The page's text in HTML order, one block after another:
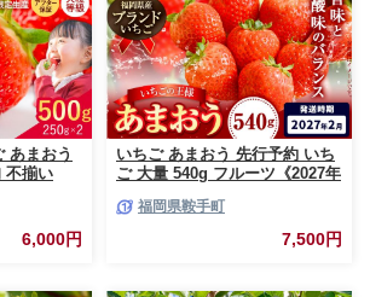
まおう
不揃い
福岡名産
ーツ いち
可地域:離
6,000円
いちご あまおう 先行予約 いち
ご 大量 540g フルーツ《2027年
だもの 果物 福岡県 鞍手町【配
福岡県鞍手町
7,500円